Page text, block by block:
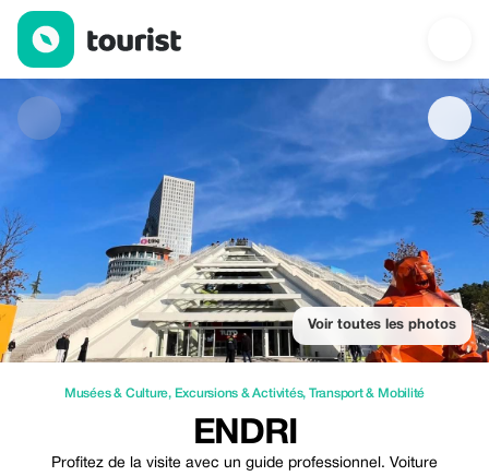
Endri — Musées & Culture | Up to 25% off | Tourist
Voir toutes les photos
Musées & Culture, Excursions & Activités, Transport & Mobilité
ENDRI
Profitez de la visite avec un guide professionnel. Voiture